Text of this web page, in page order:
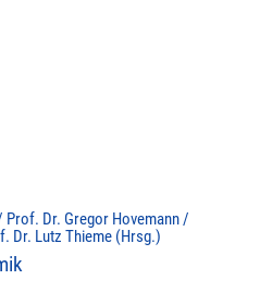
Dr. Gregor Hovemann /
Dr. Lutz Thieme (Hrsg.)